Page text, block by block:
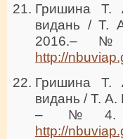
Гришина Т.
видань / Т.
2016.–
http://
Гришина Т.
видань / Т. А.
– №4. –
http://